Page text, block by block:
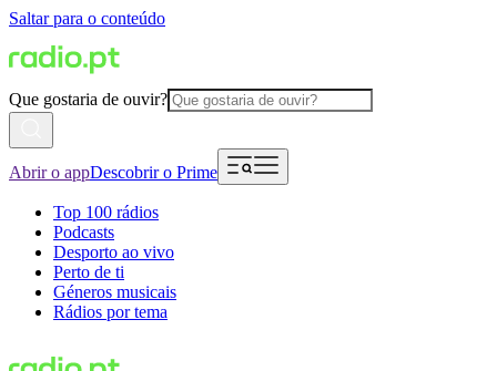
Saltar para o conteúdo
Que gostaria de ouvir?
Abrir o appDescobrir o Prime
Top 100 rádios
Podcasts
Desporto ao vivo
Perto de ti
Géneros musicais
Rádios por tema